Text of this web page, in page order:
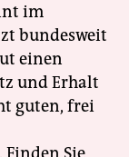
im
bundesweit
einen
und Erhalt
guten, frei